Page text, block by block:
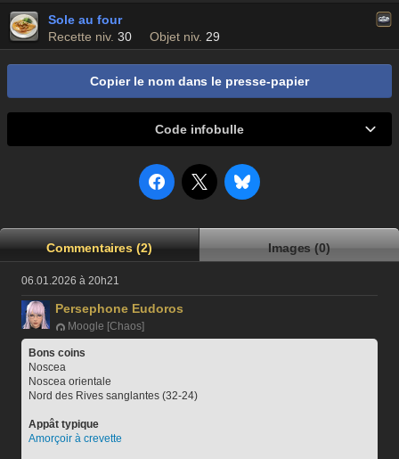
Sole au four
Recette niv. 30 Objet niv. 29
Copier le nom dans le presse-papier
Code infobulle
Commentaires (2) Images (0)
06.01.2026 à 20h21
Persephone Eudoros
Moogle [Chaos]
Bons coins
Noscea
Noscea orientale
Nord des Rives sanglantes (32-24)
Appât typique
Amorçoir à crevette